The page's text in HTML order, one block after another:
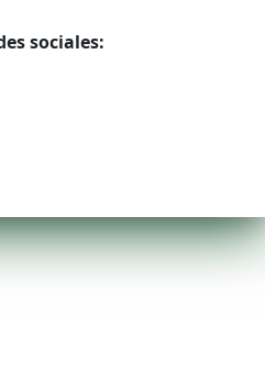
sociales: